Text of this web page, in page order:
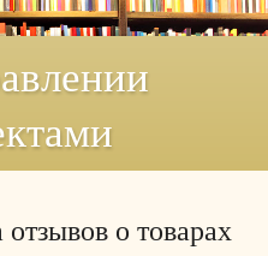
о товарах